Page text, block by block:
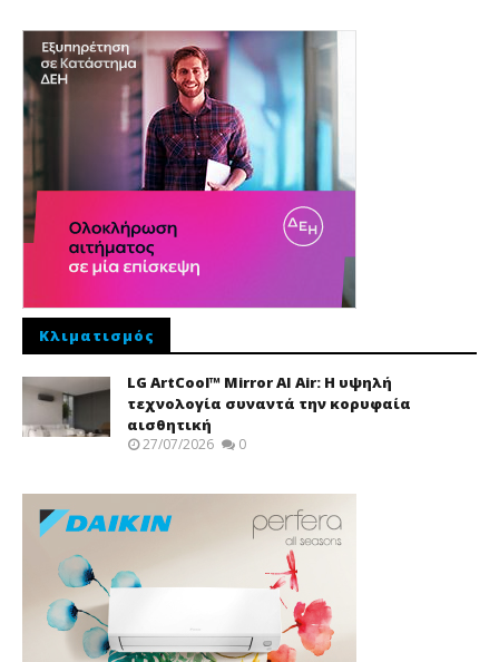
Κλιματισμός
LG ArtCool™ Mirror AI Air: Η υψηλή
τεχνολογία συναντά την κορυφαία
αισθητική
27/07/2026 0